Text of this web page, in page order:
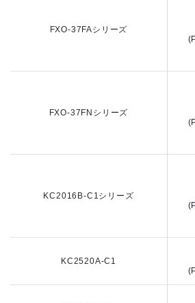
FXO-37FAシリーズ
FXO-37FNシリーズ
KC2016B-C1シリーズ
KC2520A-C1